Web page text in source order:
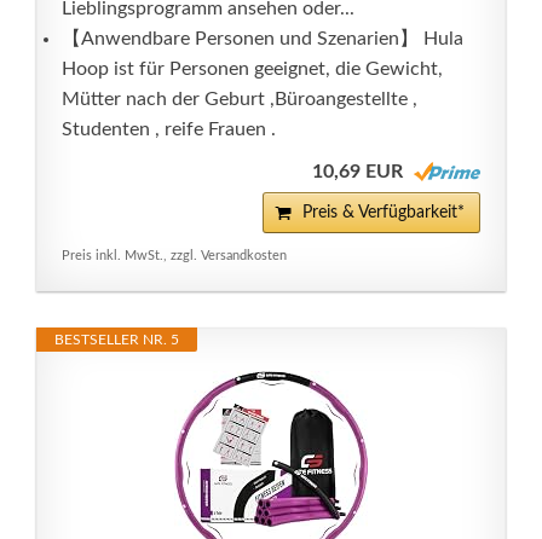
Lieblingsprogramm ansehen oder...
【Anwendbare Personen und Szenarien】 Hula
Hoop ist für Personen geeignet, die Gewicht,
Mütter nach der Geburt ,Büroangestellte ,
Studenten , reife Frauen .
10,69 EUR
Preis & Verfügbarkeit*
Preis inkl. MwSt., zzgl. Versandkosten
BESTSELLER NR. 5